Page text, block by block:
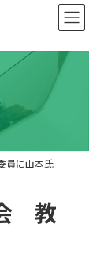
員に山本氏
教